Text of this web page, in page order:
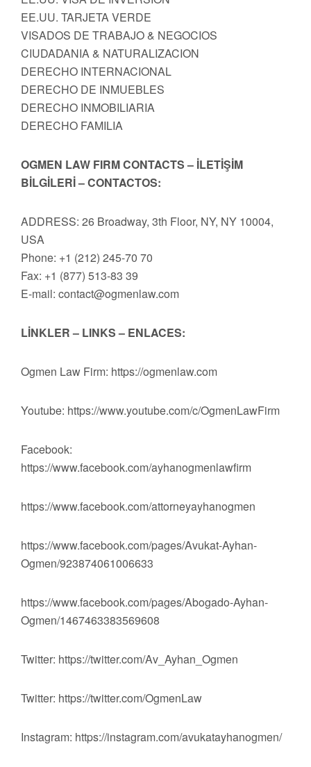
EE.UU. TARJETA VERDE
VISADOS DE TRABAJO & NEGOCIOS
CIUDADANIA & NATURALIZACION
DERECHO INTERNACIONAL
DERECHO DE INMUEBLES
DERECHO INMOBILIARIA
DERECHO FAMILIA
OGMEN LAW FIRM CONTACTS – İLETİŞİM
BİLGİLERİ – CONTACTOS:
ADDRESS: 26 Broadway, 3th Floor, NY, NY 10004,
USA
Phone: +1 (212) 245-70 70
Fax: +1 (877) 513-83 39
E-mail: contact@ogmenlaw.com
LİNKLER – LINKS – ENLACES:
Ogmen Law Firm: https://ogmenlaw.com
Youtube: https://www.youtube.com/c/OgmenLawFirm
Facebook:
https://www.facebook.com/ayhanogmenlawfirm
https://www.facebook.com/attorneyayhanogmen
https://www.facebook.com/pages/Avukat-Ayhan-
Ogmen/923874061006633
https://www.facebook.com/pages/Abogado-Ayhan-
Ogmen/1467463383569608
Twitter: https://twitter.com/Av_Ayhan_Ogmen
Twitter: https://twitter.com/OgmenLaw
Instagram: https://instagram.com/avukatayhanogmen/